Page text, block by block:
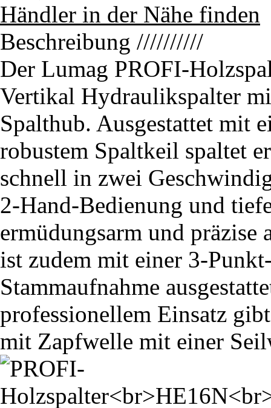
Händler in der Nähe finden
Beschreibung //////////
Der Lumag PROFI-
Vertikal Hydraulikspalter
Spalthub. Ausgestattet mit
robustem Spaltkeil spaltet
schnell in zwei
2-Hand-Bedienung und
ermüdungsarm und
ist zudem mit einer 3-
Stammaufnahme
professionellem Einsatz
mit Zapfwelle mit einer